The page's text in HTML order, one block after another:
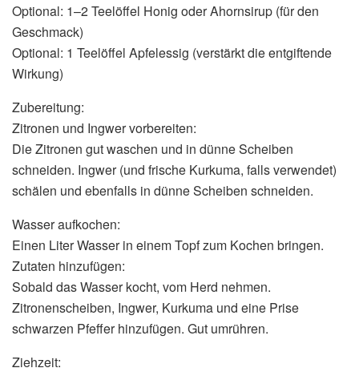
Optional: 1–2 Teelöffel Honig oder Ahornsirup (für den
Geschmack)
Optional: 1 Teelöffel Apfelessig (verstärkt die entgiftende
Wirkung)
Zubereitung:
Zitronen und Ingwer vorbereiten:
Die Zitronen gut waschen und in dünne Scheiben
schneiden. Ingwer (und frische Kurkuma, falls verwendet)
schälen und ebenfalls in dünne Scheiben schneiden.
Wasser aufkochen:
Einen Liter Wasser in einem Topf zum Kochen bringen.
Zutaten hinzufügen:
Sobald das Wasser kocht, vom Herd nehmen.
Zitronenscheiben, Ingwer, Kurkuma und eine Prise
schwarzen Pfeffer hinzufügen. Gut umrühren.
Ziehzeit: